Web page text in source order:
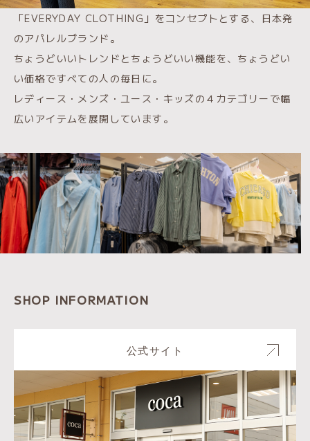
「EVERYDAY CLOTHING」をコンセプトとする、日本発
のアパレルブランド。
ちょうどいいトレンドとちょうどいい機能を、ちょうどい
い価格ですべての人の毎日に。
レディース・メンズ・ユース・キッズの４カテゴリーで幅
広いアイテムを展開しています。
SHOP INFORMATION
公式サイト